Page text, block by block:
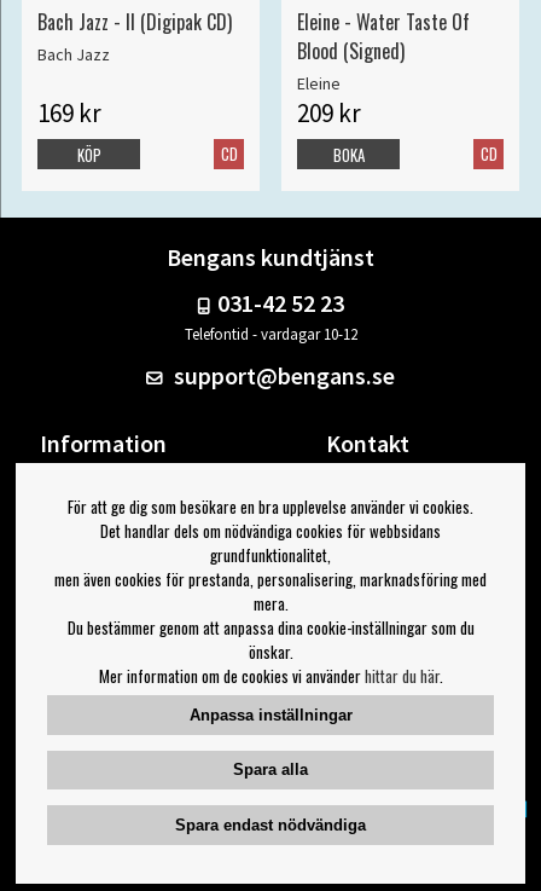
Bach Jazz - II (Digipak CD)
Bach Jazz
169 kr
CD
KÖP
Eleine - Water Taste Of
Blood (Signed)
Eleine
209 kr
CD
BOKA
Bengans kundtjänst
031-42 52 23
Telefontid - vardagar 10-12
support@bengans.se
Information
Om Bengans
FAQ / Köp- & Leveransvillkor
Kontakt
Din sida
Logga ut
Jag vill ha tips från Bengans
Inställningar för nyhetsbrev
Följ oss på:
För att ge dig som besökare en bra upplevelse använder vi cookies.
Det handlar dels om nödvändiga cookies för webbsidans
grundfunktionalitet,
men även cookies för prestanda, personalisering, marknadsföring med
mera.
Du bestämmer genom att anpassa dina cookie-inställningar som du
önskar.
Mer information om de cookies vi använderhittar du här.
Anpassa inställningar
Spara alla
Spara endast nödvändiga